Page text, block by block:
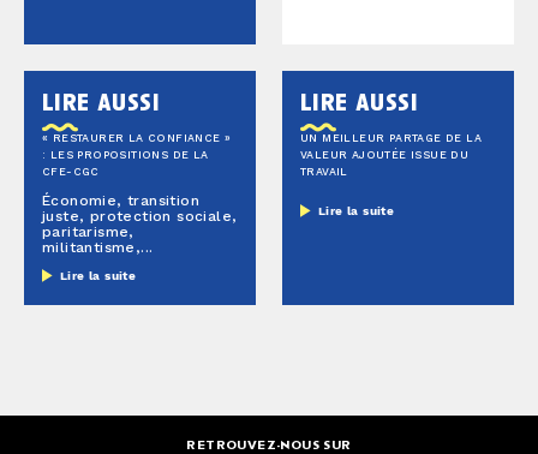
lire aussi
« RESTAURER LA CONFIANCE »
: LES PROPOSITIONS DE LA
CFE-CGC
Économie, transition
juste, protection sociale,
paritarisme,
militantisme,...
Lire la suite
lire aussi
UN MEILLEUR PARTAGE DE LA
VALEUR AJOUTÉE ISSUE DU
TRAVAIL
Lire la suite
RETROUVEZ-NOUS SUR